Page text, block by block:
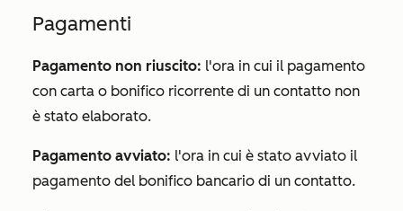
Pagamenti
Pagamento non riuscito: l'ora in cui il pagamento
con carta o bonifico ricorrente di un contatto non
è stato elaborato.
Pagamento avviato: l'ora in cui è stato avviato il
pagamento del bonifico bancario di un contatto.